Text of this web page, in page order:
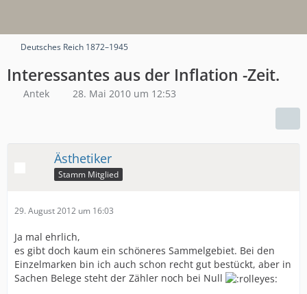
Deutsches Reich 1872–1945
Interessantes aus der Inflation -Zeit.
Antek 28. Mai 2010 um 12:53
Ästhetiker
Stamm Mitglied
29. August 2012 um 16:03
Ja mal ehrlich,
es gibt doch kaum ein schöneres Sammelgebiet. Bei den
Einzelmarken bin ich auch schon recht gut bestückt, aber in
Sachen Belege steht der Zähler noch bei Null